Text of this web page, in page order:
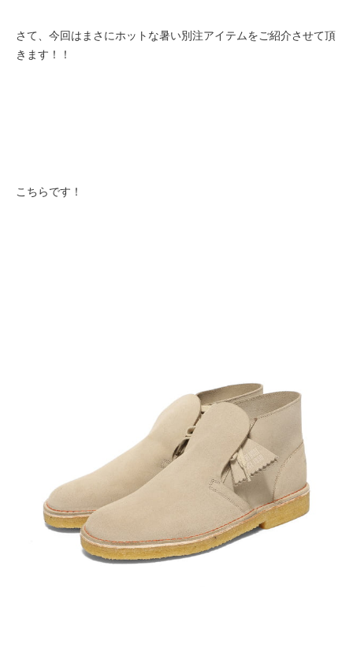
さて、今回はまさにホットな暑い別注アイテムをご紹介させて頂
きます！！
こちらです！